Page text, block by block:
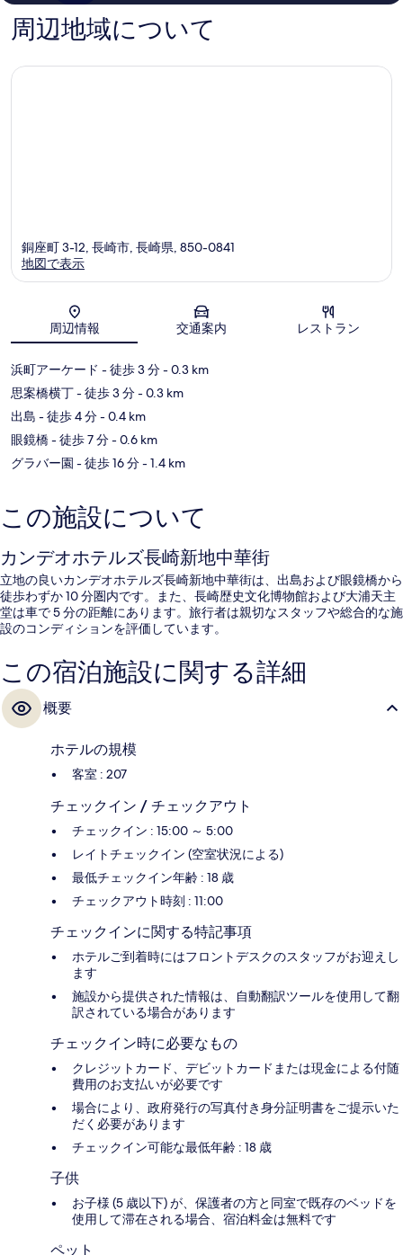
口
コ周辺地域について
地図
銅座町 3-12, 長崎市, 長崎県, 850-0841
地図で表示
周辺情報 交通案内 レストラン
浜町アーケード - 徒歩 3 分- 0.3 km
思案橋横丁- 徒歩 3 分- 0.3 km
出島 - 徒歩 4 分- 0.4 km
眼鏡橋- 徒歩 7 分- 0.6 km
グラバー園 - 徒歩 16 分- 1.4 km
この施設について
カンデオホテルズ長崎新地中華街
立地の良いカンデオホテルズ長崎新地中華街は、出島および眼鏡橋から
徒歩わずか 10 分圏内です。また、長崎歴史文化博物館および大浦天主
堂は車で 5 分の距離にあります。旅行者は親切なスタッフや総合的な施
設のコンディションを評価しています。
この宿泊施設に関する詳細
概要
ホテルの規模
客室 : 207
チェックイン / チェックアウト
チェックイン : 15:00 ～ 5:00
レイトチェックイン (空室状況による)
最低チェックイン年齢 : 18 歳
チェックアウト時刻 : 11:00
チェックインに関する特記事項
ホテルご到着時にはフロントデスクのスタッフがお迎えし
ます
施設から提供された情報は、自動翻訳ツールを使用して翻
訳されている場合があります
チェックイン時に必要なもの
クレジットカード、デビットカードまたは現金による付随
費用のお支払いが必要です
場合により、政府発行の写真付き身分証明書をご提示いた
だく必要があります
チェックイン可能な最低年齢 : 18 歳
子供
お子様 (5 歳以下) が、保護者の方と同室で既存のベッドを
使用して滞在される場合、宿泊料金は無料です
ペット